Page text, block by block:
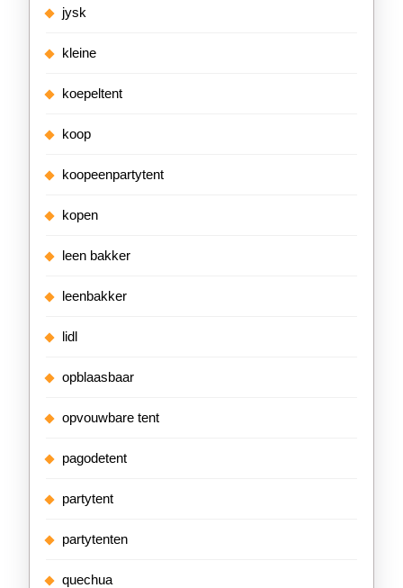
jysk
kleine
koepeltent
koop
koopeenpartytent
kopen
leen bakker
leenbakker
lidl
opblaasbaar
opvouwbare tent
pagodetent
partytent
partytenten
quechua